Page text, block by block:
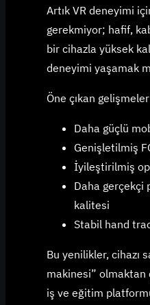
Artık VR deneyimi
gerekmiyor; hafif,
bir cihazla yüksek
deneyimi yaşamak
Öne çıkan
Daha güçlü
Genişletilmiş
İyileştirilmiş
Daha gerçekçi
kalitesi
Stabil hand
Bu yenilikler, cihazı
makinesi” olmaktan
iş ve eğitim